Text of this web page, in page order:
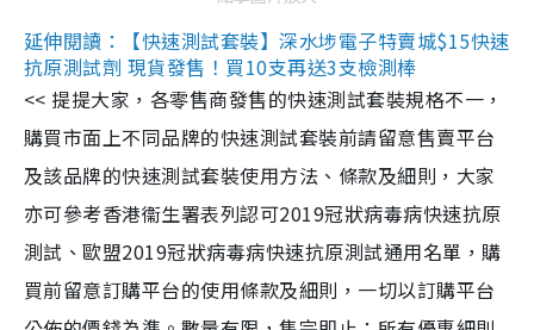
延伸閱讀：【快速測試套裝】深水埗電子特賣城$15快速
抗原測試劑 現貨發售！買10支再送3支檢測棒
<< 提提大家，各零售商發售的快速測試套裝規格不一，
購買市面上不同品牌的快速測試套裝前請留意售賣平台
及該品牌的快速測試套裝使用方法、條款及細則，大家
亦可參考香港衞生署表列認可2019冠狀病毒病快速抗原
測試、歐盟2019冠狀病毒病快速抗原測試通用名單，購
買前留意訂購平台的使用條款及細則，一切以訂購平台